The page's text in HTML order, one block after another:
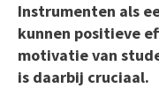
Instrumenten als
kunnen positieve
motivatie van
is daarbij cruciaal.